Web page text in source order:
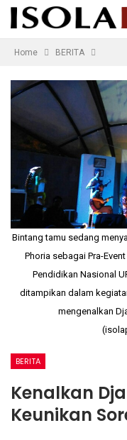
Home BERITA
Bintang tamu sedang
Phoria sebagai Pra-
Pendidikan Nasional
ditampikan dalam
mengenalkan
BERITA
Kenalkan
Keunikan